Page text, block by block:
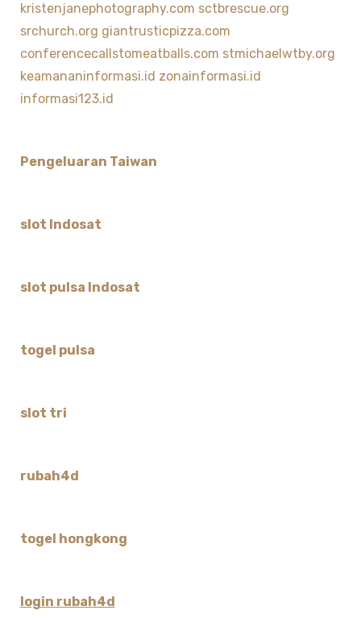
kristenjanephotography.com sctbrescue.org
srchurch.org giantrusticpizza.com
conferencecallstomeatballs.com stmichaelwtby.org
keamananinformasi.id zonainformasi.id
informasi123.id
Pengeluaran Taiwan
slot Indosat
slot pulsa Indosat
togel pulsa
slot tri
rubah4d
togel hongkong
login rubah4d